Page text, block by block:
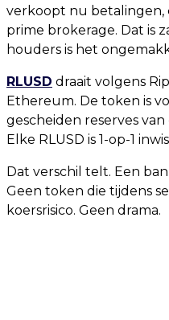
verkoopt nu betalingen,
prime brokerage. Dat is
houders is het
RLUSD draait volgens
Ethereum. De token is
gescheiden reserves
Elke RLUSD is 1-op-1
Dat verschil telt. Een
Geen token die tijdens
koersrisico. Geen drama.